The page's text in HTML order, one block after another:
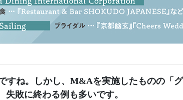
ね。しかし、M&Aを実施したものの「
敗に終わる例も多いです。